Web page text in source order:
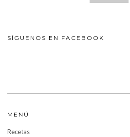
SÍGUENOS EN FACEBOOK
MENÚ
Recetas